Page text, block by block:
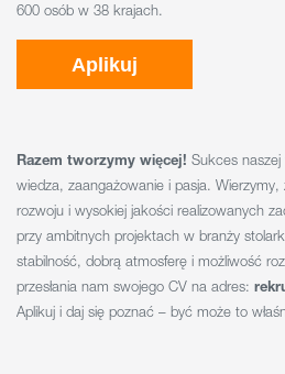
600 osób w 38 krajach.
Aplikuj
Razem tworzymy więcej! Sukces
wiedza, zaangażowanie i pasja. Wierzymy,
rozwoju i wysokiej jakości realizowanych
przy ambitnych projektach w branży
stabilność, dobrą atmosferę i możliwość
przesłania nam swojego CV na adres:
Aplikuj i daj się poznać – być może to